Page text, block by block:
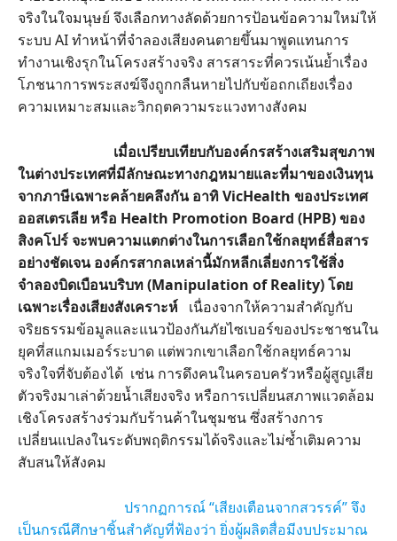
จริงในใจมนุษย์ จึงเลือกทางลัดด้วยการป้อนข้อความใหม่ให้
ระบบ AI ทำหน้าที่จำลองเสียงคนตายขึ้นมาพูดแทนการ
ทำงานเชิงรุกในโครงสร้างจริง สารสาระที่ควรเน้นย้ำเรื่อง
โภชนาการพระสงฆ์จึงถูกกลืนหายไปกับข้อถกเถียงเรื่อง
ความเหมาะสมและวิกฤตความระแวงทางสังคม
เมื่อเปรียบเทียบกับองค์กรสร้างเสริมสุขภาพ
ในต่างประเทศที่มีลักษณะทางกฎหมายและที่มาของเงินทุน
จากภาษีเฉพาะคล้ายคลึงกัน อาทิ VicHealth ของประเทศ
ออสเตรเลีย หรือ Health Promotion Board (HPB) ของ
สิงคโปร์ จะพบความแตกต่างในการเลือกใช้กลยุทธ์สื่อสาร
อย่างชัดเจน องค์กรสากลเหล่านี้มักหลีกเลี่ยงการใช้สิ่ง
จำลองบิดเบือนบริบท (Manipulation of Reality) โดย
เฉพาะเรื่องเสียงสังเคราะห์ เนื่องจากให้ความสำคัญกับ
จริยธรรมข้อมูลและแนวป้องกันภัยไซเบอร์ของประชาชนใน
ยุคที่สแกมเมอร์ระบาด แต่พวกเขาเลือกใช้กลยุทธ์ความ
จริงใจที่จับต้องได้ เช่น การดึงคนในครอบครัวหรือผู้สูญเสีย
ตัวจริงมาเล่าด้วยน้ำเสียงจริง หรือการเปลี่ยนสภาพแวดล้อม
เชิงโครงสร้างร่วมกับร้านค้าในชุมชน ซึ่งสร้างการ
เปลี่ยนแปลงในระดับพฤติกรรมได้จริงและไม่ซ้ำเติมความ
สับสนให้สังคม
ปรากฏการณ์ “เสียงเตือนจากสวรรค์” จึง
เป็นกรณีศึกษาชิ้นสำคัญที่ฟ้องว่า ยิ่งผู้ผลิตสื่อมีงบประมาณ